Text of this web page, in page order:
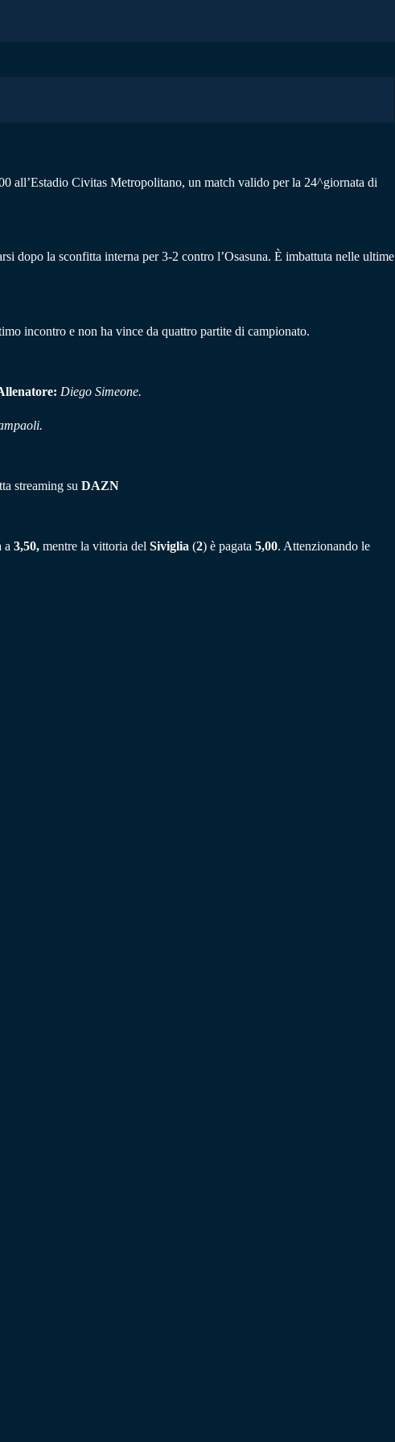
all’Estadio Civitas Metropolitano, un match valido per la 24^giornata di
dopo la sconfitta interna per 3-2 contro l’Osasuna. È imbattuta nelle ultime
incontro e non ha vince da quattro partite di campionato.
Diego Simeone.
streaming su DAZN
a 3,50, mentre la vittoria del Siviglia (2) è pagata 5,00. Attenzionando le